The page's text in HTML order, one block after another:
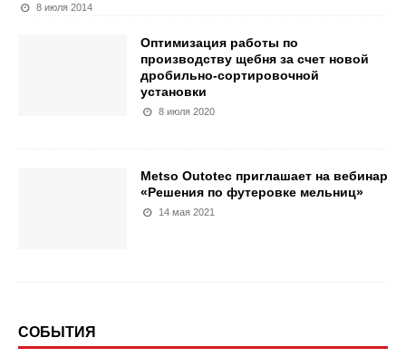
8 июля 2014
Оптимизация работы по
производству щебня за счет новой
дробильно-сортировочной
установки
8 июля 2020
Metso Outotec приглашает на вебинар
«Решения по футеровке мельниц»
14 мая 2021
СОБЫТИЯ